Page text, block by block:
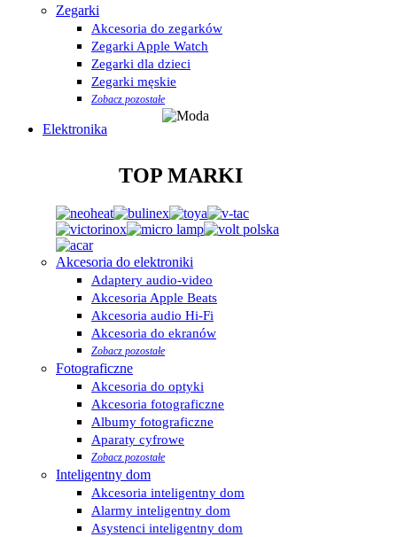
Zegarki
Akcesoria do zegarków
Zegarki Apple Watch
Zegarki dla dzieci
Zegarki męskie
Zobacz pozostałe
Elektronika
TOP MARKI
Akcesoria do elektroniki
Adaptery audio-video
Akcesoria Apple Beats
Akcesoria audio Hi-Fi
Akcesoria do ekranów
Zobacz pozostałe
Fotograficzne
Akcesoria do optyki
Akcesoria fotograficzne
Albumy fotograficzne
Aparaty cyfrowe
Zobacz pozostałe
Inteligentny dom
Akcesoria inteligentny dom
Alarmy inteligentny dom
Asystenci inteligentny dom